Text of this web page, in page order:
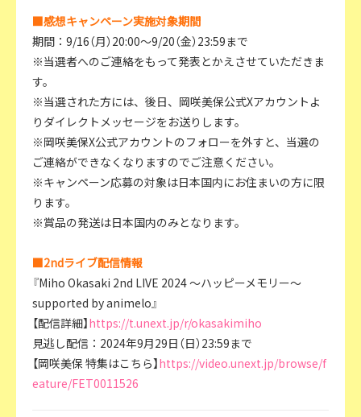
■感想キャンペーン実施対象期間
期間：9/16（月）20:00～9/20（金）23:59まで
※当選者へのご連絡をもって発表とかえさせていただきま
す。
※当選された方には、後日、岡咲美保公式Xアカウントよ
りダイレクトメッセージをお送りします。
※岡咲美保X公式アカウントのフォローを外すと、当選の
ご連絡ができなくなりますのでご注意ください。
※キャンペーン応募の対象は日本国内にお住まいの方に限
ります。
※賞品の発送は日本国内のみとなります。
■2ndライブ配信情報
『Miho Okasaki 2nd LIVE 2024 ～ハッピーメモリー～
supported by animelo』
【配信詳細】https://t.unext.jp/r/okasakimiho
見逃し配信：2024年9月29日（日）23:59まで
【岡咲美保 特集はこちら】https://video.unext.jp/browse/f
eature/FET0011526